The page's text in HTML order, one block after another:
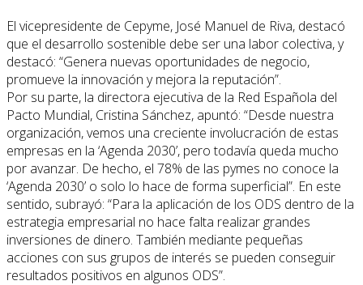
El vicepresidente de Cepyme, José Manuel de Riva, destacó
que el desarrollo sostenible debe ser una labor colectiva, y
destacó: “Genera nuevas oportunidades de negocio,
promueve la innovación y mejora la reputación”.
Por su parte, la directora ejecutiva de la Red Española del
Pacto Mundial, Cristina Sánchez, apuntó: “Desde nuestra
organización, vemos una creciente involucración de estas
empresas en la ‘Agenda 2030’, pero todavía queda mucho
por avanzar. De hecho, el 78% de las pymes no conoce la
‘Agenda 2030’ o solo lo hace de forma superficial”. En este
sentido, subrayó: “Para la aplicación de los ODS dentro de la
estrategia empresarial no hace falta realizar grandes
inversiones de dinero. También mediante pequeñas
acciones con sus grupos de interés se pueden conseguir
resultados positivos en algunos ODS”.